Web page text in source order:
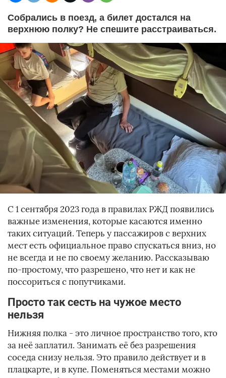
Собрались в поезд, а билет достался на
верхнюю полку? Не спешите расстраиваться.
С 1 сентября 2023 года в правилах РЖД появились
важные изменения, которые касаются именно
таких ситуаций. Теперь у пассажиров с верхних
мест есть официальное право спускаться вниз, но
не всегда и не по своему желанию. Рассказываю
по-простому, что разрешено, что нет и как не
поссориться с попутчиками.
Просто так сесть на чужое место
нельзя
Нижняя полка - это личное пространство того, кто
за неё заплатил. Занимать её без разрешения
соседа снизу нельзя. Это правило действует и в
плацкарте, и в купе. Поменяться местами можно